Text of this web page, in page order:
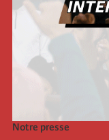
Notre presse